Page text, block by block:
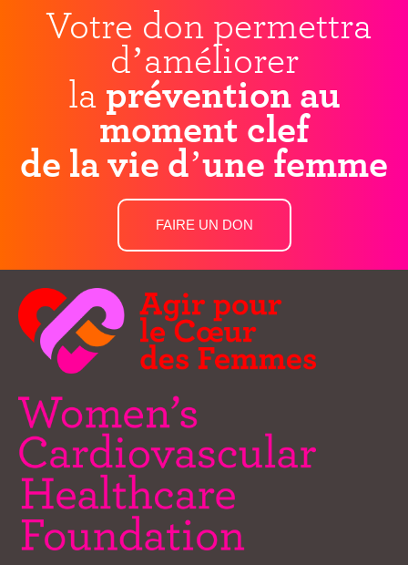
Votre don permettra
d’améliorer
la prévention au
moment clef
de la vie d’une femme
FAIRE UN DON